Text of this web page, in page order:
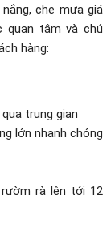
che mưa giá
quan tâm và chú
hàng:
trung gian
lớn nhanh chóng
rà lên tới 12